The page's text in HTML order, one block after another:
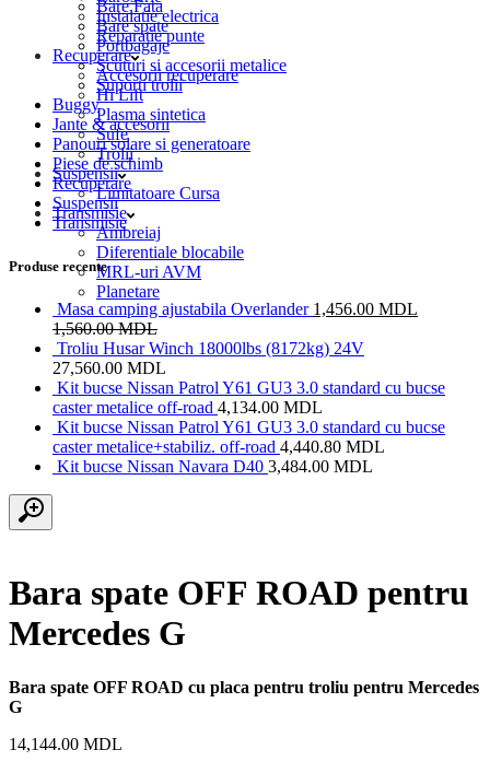
Instalatie electrica
Reparatie punte
Recuperare
Accesorii recuperare
Hi Lift
Plasma sintetica
Sufe
Trolii
Suspensii
Limitatoare Cursa
Transmisie
Ambreiaj
Diferentiale blocabile
MRL-uri AVM
Planetare
Bare Fata
Bare spate
Portbagaje
Scuturi si accesorii metalice
Suporti trolii
Buggy
Jante & accesorii
Panouri solare si generatoare
Piese de schimb
Recuperare
Suspensii
Transmisie
Produse recente
Masa camping ajustabila Overlander 1,456.00 MDL
1,560.00MDL
Troliu Husar Winch 18000lbs (8172kg) 24V
27,560.00 MDL
Kit bucse Nissan Patrol Y61 GU3 3.0 standard cu bucse
caster metalice off-road 4,134.00 MDL
Kit bucse Nissan Patrol Y61 GU3 3.0 standard cu bucse
caster metalice+stabiliz. off-road 4,440.80 MDL
Kit bucse Nissan Navara D40 3,484.00 MDL
Bara spate OFF ROAD pentru
Mercedes G
Bara spate OFF ROAD cu placa pentru troliu pentru Mercedes
G
14,144.00 MDL